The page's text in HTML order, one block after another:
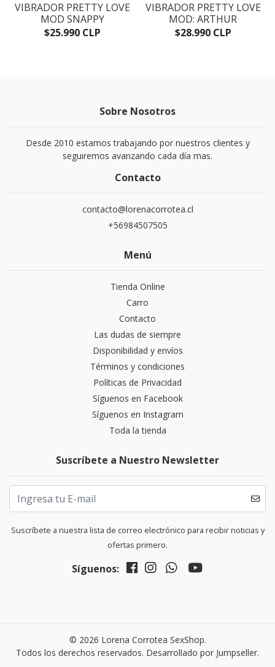
VIBRADOR PRETTY LOVE
MOD SNAPPY
$25.990 CLP
VIBRADOR PRETTY LOVE
MOD: ARTHUR
$28.990 CLP
Sobre Nosotros
Desde 2010 estamos trabajando por nuestros clientes y
seguiremos avanzando cada día mas.
Contacto
contacto@lorenacorrotea.cl
+56984507505
Menú
Tienda Online
Carro
Contacto
Las dudas de siempre
Disponibilidad y envíos
Términos y condiciones
Políticas de Privacidad
Síguenos en Facebook
Síguenos en Instagram
Toda la tienda
Suscríbete a Nuestro Newsletter
Suscríbete a nuestra lista de correo electrónico para recibir noticias y
ofertas primero.
Síguenos:
© 2026 Lorena Corrotea SexShop.
Todos los derechos reservados. Desarrollado por Jumpseller.